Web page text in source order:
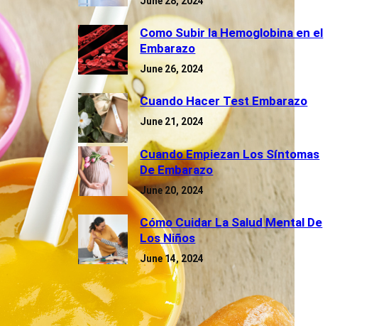
Como Subir la Hemoglobina en el
Embarazo
June 26, 2024
Cuando Hacer Test Embarazo
June 21, 2024
Cuando Empiezan Los Síntomas
De Embarazo
June 20, 2024
Cómo Cuidar La Salud Mental De
Los Niños
June 14, 2024
Categorías